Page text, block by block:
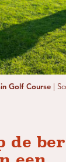
Golf Course
de